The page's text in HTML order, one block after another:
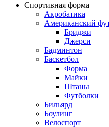
Спортивная форма
Акробатика
Американский
Бриджи
Джерси
Бадминтон
Баскетбол
Форма
Майки
Штаны
Футболки
Бильярд
Боулинг
Велоспорт